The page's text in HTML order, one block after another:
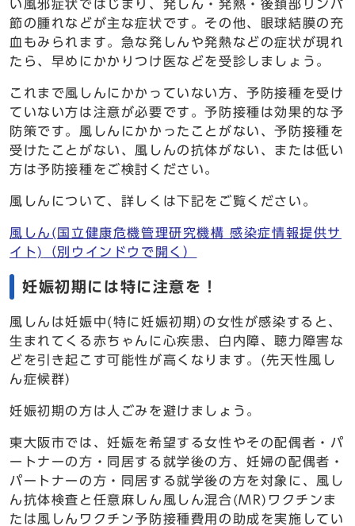
い風邪症状ではじまり、発しん・発熱・後頚部リンパ
節の腫れなどが主な症状です。その他、眼球結膜の充
血もみられます。急な発しんや発熱などの症状が現れ
たら、早めにかかりつけ医などを受診しましょう。
これまで風しんにかかっていない方、予防接種を受け
ていない方は注意が必要です。予防接種は効果的な予
防策です。風しんにかかったことがない、予防接種を
受けたことがない、風しんの抗体がない、または低い
方は予防接種をご検討ください。
風しんについて、詳しくは下記をご覧ください。
風しん(国立健康危機管理研究機構 感染症情報提供サ
イト)
（別ウインドウで開く）
妊娠初期には特に注意を！
風しんは妊娠中(特に妊娠初期)の女性が感染すると、
生まれてくる赤ちゃんに心疾患、白内障、聴力障害な
どを引き起こす可能性が高くなります。(先天性風し
ん症候群)
妊娠初期の方は人ごみを避けましょう。
東大阪市では、妊娠を希望する女性やその配偶者・パ
ートナーの方・同居する就学後の方、妊婦の配偶者・
パートナーの方・同居する就学後の方を対象に、風し
ん抗体検査と任意麻しん風しん混合(MR)ワクチンま
たは風しんワクチン予防接種費用の助成を実施してい